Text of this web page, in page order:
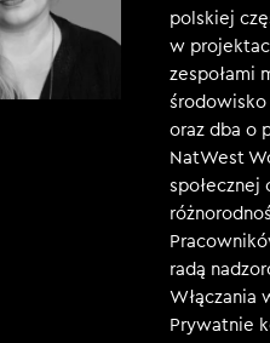
polskiej
w
zespołami
oraz dba o
NatWest
społecznej
radą
Włączania
Prywatnie